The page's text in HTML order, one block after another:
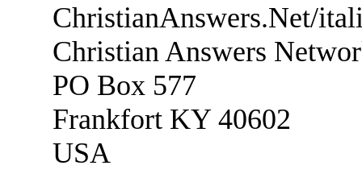
ChristianAnswers.Net/
Christian Answers
PO Box 577
Frankfort KY 40602
USA